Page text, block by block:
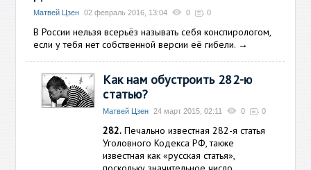
Матвей Цзен 02 февраль 2016, 13:04 0 0
В России нельзя всерьёз называть себя конспирологом,
если у тебя нет собственной версии её гибели. →
Как нам обустроить 282-ю
статью?
Матвей Цзен 24 март 2015, 02:11 0 0
282. Печально известная 282-я статья
Уголовного Кодекса РФ, также
известная как «русская статья»,